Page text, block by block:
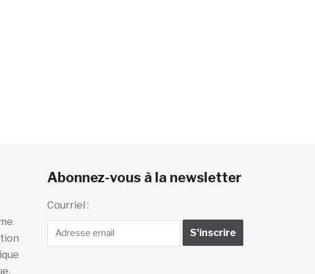
Abonnez-vous à la newsletter
Courriel :